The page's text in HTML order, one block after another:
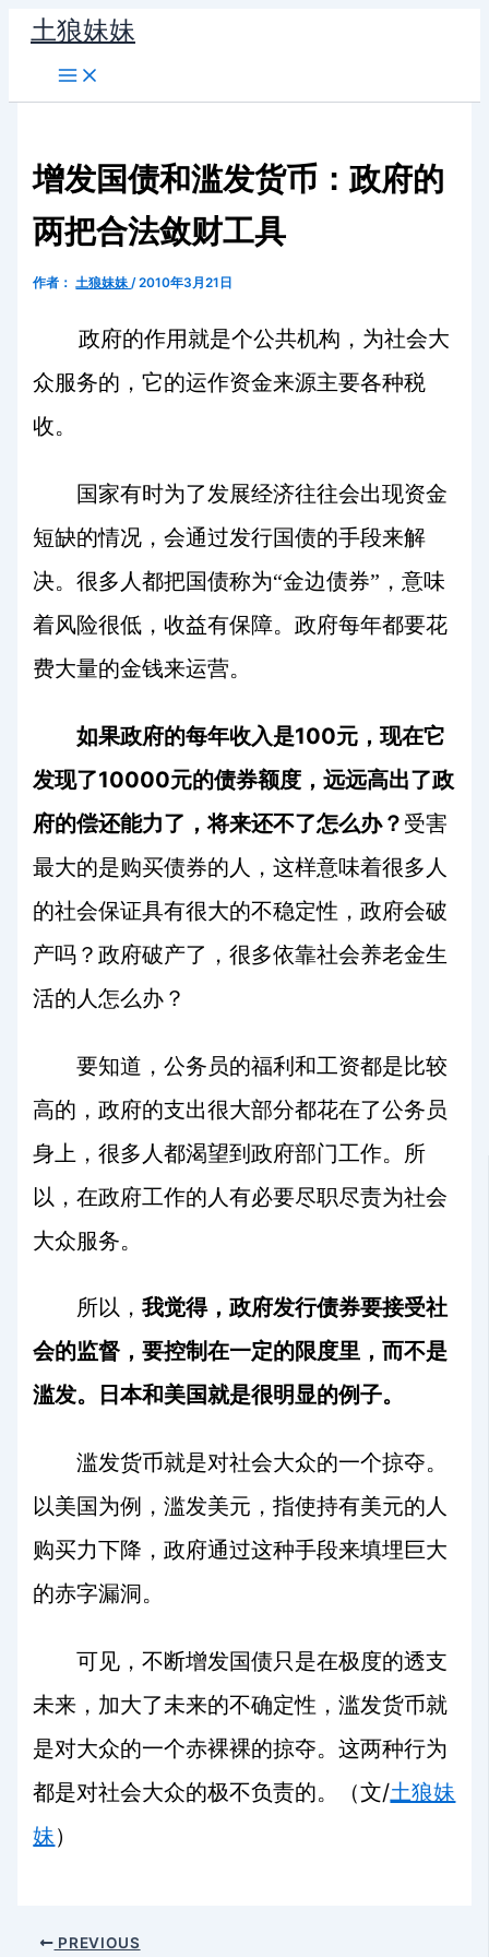
容
土狼妹妹
增发国债和滥发货币：政府的
两把合法敛财工具
作者： 土狼妹妹/2010年3月21日
政府的作用就是个公共机构，为社会大
众服务的，它的运作资金来源主要各种税
收。
国家有时为了发展经济往往会出现资金
短缺的情况，会通过发行国债的手段来解
决。很多人都把国债称为“金边债券”，意味
着风险很低，收益有保障。政府每年都要花
费大量的金钱来运营。
如果政府的每年收入是100元，现在它
发现了10000元的债券额度，远远高出了政
府的偿还能力了，将来还不了怎么办？ 受害
最大的是购买债券的人，这样意味着很多人
的社会保证具有很大的不稳定性，政府会破
产吗？政府破产了，很多依靠社会养老金生
活的人怎么办？
要知道，公务员的福利和工资都是比较
高的，政府的支出很大部分都花在了公务员
身上，很多人都渴望到政府部门工作。所
以，在政府工作的人有必要尽职尽责为社会
大众服务。
所以，我觉得，政府发行债券要接受社
会的监督，要控制在一定的限度里，而不是
滥发。日本和美国就是很明显的例子。
滥发货币就是对社会大众的一个掠夺。
以美国为例，滥发美元，指使持有美元的人
购买力下降，政府通过这种手段来填埋巨大
的赤字漏洞。
可见，不断增发国债只是在极度的透支
未来，加大了未来的不确定性，滥发货币就
是对大众的一个赤裸裸的掠夺。这两种行为
都是对社会大众的极不负责的。（文/土狼妹
妹）
PREVIOUS